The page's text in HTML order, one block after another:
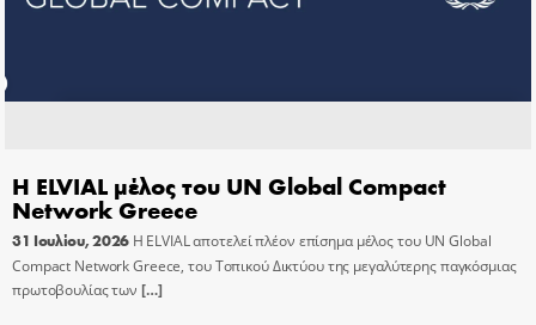
Η ELVIAL μέλος του UN Global Compact
Network Greece
31 Ιουλίου, 2026 Η ELVIAL αποτελεί πλέον επίσημα μέλος του UN Global
Compact Network Greece, του Τοπικού Δικτύου της μεγαλύτερης παγκόσμιας
πρωτοβουλίας των […]